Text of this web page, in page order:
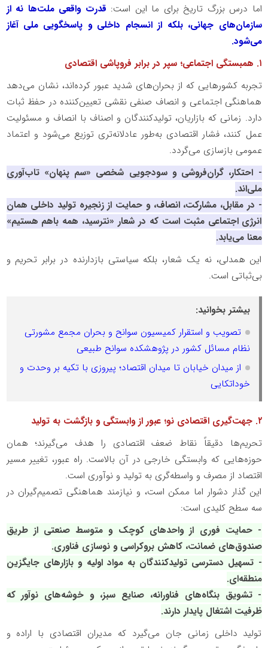
اما درس بزرگ تاریخ برای ما این است: قدرت واقعی ملت‌ها نه از
سازمان‌های جهانی، بلکه از انسجام داخلی و پاسخگویی ملی آغاز
می‌شود.
۱. همبستگی اجتماعی؛ سپر در برابر فروپاشی اقتصادی
تجربه کشورهایی که از بحران‌های شدید عبور کرده‌اند، نشان می‌دهد
هماهنگی اجتماعی و انصاف صنفی نقشی تعیین‌کننده در حفظ ثبات
دارد. زمانی که بازاریان، تولیدکنندگان و اصناف با انصاف و مسئولیت
عمل کنند، فشار اقتصادی به‌طور عادلانه‌تری توزیع می‌شود و اعتماد
عمومی بازسازی می‌گردد.
- احتکار، گران‌فروشی و سودجویی شخصی «سم پنهان» تاب‌آوری
ملی‌اند.
- در مقابل، مشارکت، انصاف، و حمایت از زنجیره تولید داخلی همان
انرژی اجتماعی مثبت است که در شعار «نترسید، همه باهم هستیم»
معنا می‌یابد.
این همدلی، نه یک شعار، بلکه سیاستی بازدارنده در برابر تحریم و
بی‌ثباتی است.
بیشتر بخوانید:
تصویب و استقرار کمیسیون سوانح و بحران مجمع مشورتی
نظام مسائل کشور در پژوهشکده سوانح طبیعی
از میدان خیابان تا میدان اقتصاد؛ پیروزی با تکیه بر وحدت و
خوداتکایی
۲. جهت‌گیری اقتصادی نو؛ عبور از وابستگی و بازگشت به تولید
تحریم‌ها دقیقاً نقاط ضعف اقتصادی را هدف می‌گیرند؛ همان
حوزه‌هایی که وابستگی خارجی در آن بالاست. راه عبور، تغییر مسیر
اقتصاد از مصرف و واسطه‌گری به تولید و نوآوری است.
این گذار دشوار اما ممکن است، و نیازمند هماهنگی تصمیم‌گیران در
سه سطح کلیدی است:
- حمایت فوری از واحدهای کوچک و متوسط صنعتی از طریق
صندوق‌های ضمانت، کاهش بروکراسی و نوسازی فناوری.
- تسهیل دسترسی تولیدکنندگان به مواد اولیه و بازارهای جایگزین
منطقه‌ای.
- تشویق بنگاه‌های فناورانه، صنایع سبز، و خوشه‌های نوآور که
ظرفیت اشتغال پایدار دارند.
تولید داخلی زمانی جان می‌گیرد که مدیران اقتصادی با اراده و